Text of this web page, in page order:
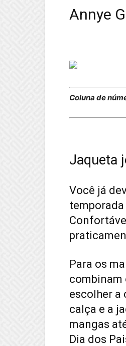
Annye
Coluna de
Jaqueta
Você já
Para os
combinam
escolher a
calça e a
mangas
Dia dos